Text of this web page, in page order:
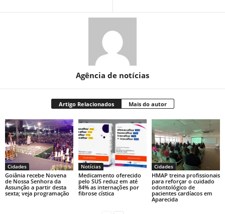
Agência de notícias
Artigo Relacionados Mais do autor
Cidades
Goiânia recebe Novena
de Nossa Senhora da
Assunção a partir desta
sexta; veja programação
Notícias
Medicamento oferecido
pelo SUS reduz em até
84% as internações por
fibrose cística
Cidades
HMAP treina profissionais
para reforçar o cuidado
odontológico de
pacientes cardíacos em
Aparecida